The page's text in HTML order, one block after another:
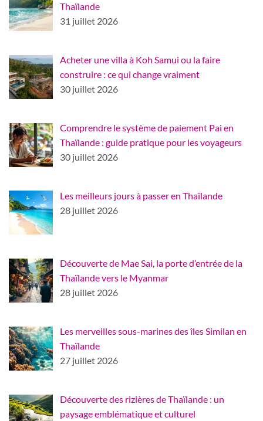
Thaïlande
31 juillet 2026
Acheter une villa à Koh Samui ou la faire
construire : ce qui change vraiment
30 juillet 2026
Comprendre le système de paiement Pai en
Thaïlande : guide pratique pour les voyageurs
30 juillet 2026
Les meilleurs jours à passer en Thaïlande
28 juillet 2026
Découverte de Mae Sai, la porte d’entrée de la
Thaïlande vers le Myanmar
28 juillet 2026
Les merveilles sous-marines des îles Similan en
Thaïlande
27 juillet 2026
Découverte des rizières de Thaïlande : un
paysage emblématique et culturel